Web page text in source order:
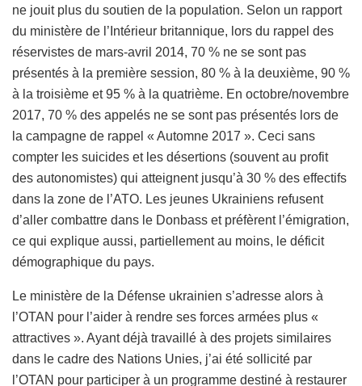
ne jouit plus du soutien de la population. Selon un rapport
du ministère de l’Intérieur britannique, lors du rappel des
réservistes de mars-avril 2014, 70 % ne se sont pas
présentés à la première session, 80 % à la deuxième, 90 %
à la troisième et 95 % à la quatrième. En octobre/novembre
2017, 70 % des appelés ne se sont pas présentés lors de
la campagne de rappel « Automne 2017 ». Ceci sans
compter les suicides et les désertions (souvent au profit
des autonomistes) qui atteignent jusqu’à 30 % des effectifs
dans la zone de l’ATO. Les jeunes Ukrainiens refusent
d’aller combattre dans le Donbass et préfèrent l’émigration,
ce qui explique aussi, partiellement au moins, le déficit
démographique du pays.
Le ministère de la Défense ukrainien s’adresse alors à
l’OTAN pour l’aider à rendre ses forces armées plus «
attractives ». Ayant déjà travaillé à des projets similaires
dans le cadre des Nations Unies, j’ai été sollicité par
l’OTAN pour participer à un programme destiné à restaurer